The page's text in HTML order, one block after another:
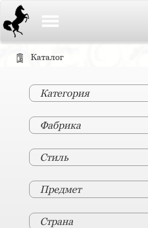
Каталог
Категория
Фабрика
Стиль
Предмет
Страна